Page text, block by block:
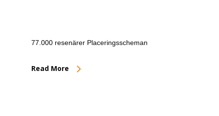
77.000 resenärer Placeringsscheman
Read More